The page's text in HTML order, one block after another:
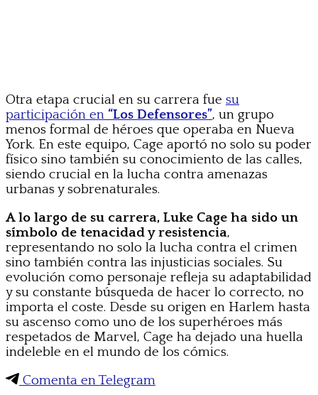
Otra etapa crucial en su carrera fue su
participación en “Los Defensores”, un grupo
menos formal de héroes que operaba en Nueva
York. En este equipo, Cage aportó no solo su poder
físico sino también su conocimiento de las calles,
siendo crucial en la lucha contra amenazas
urbanas y sobrenaturales.
A lo largo de su carrera, Luke Cage ha sido un
símbolo de tenacidad y resistencia,
representando no solo la lucha contra el crimen
sino también contra las injusticias sociales. Su
evolución como personaje refleja su adaptabilidad
y su constante búsqueda de hacer lo correcto, no
importa el coste. Desde su origen en Harlem hasta
su ascenso como uno de los superhéroes más
respetados de Marvel, Cage ha dejado una huella
indeleble en el mundo de los cómics.
Comenta en Telegram